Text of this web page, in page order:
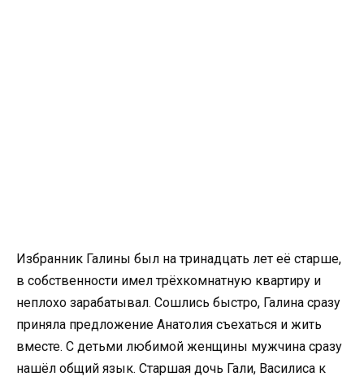
Избранник Галины был на тринадцать лет её старше,
в собственности имел трёхкомнатную квартиру и
неплохо зарабатывал. Сошлись быстро, Галина сразу
приняла предложение Анатолия съехаться и жить
вместе. С детьми любимой женщины мужчина сразу
нашёл общий язык. Старшая дочь Гали, Василиса к